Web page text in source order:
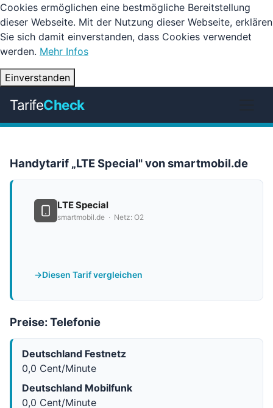
Cookies ermöglichen eine bestmögliche Bereitstellung
dieser Webseite. Mit der Nutzung dieser Webseite, erklären
Sie sich damit einverstanden, dass Cookies verwendet
werden. Mehr Infos
Einverstanden
TarifeCheck
Handytarif „LTE Special" von smartmobil.de
LTE Special
smartmobil.de · Netz: O2
Diesen Tarif vergleichen
Preise: Telefonie
Deutschland Festnetz
0,0 Cent/Minute
Deutschland Mobilfunk
0,0 Cent/Minute